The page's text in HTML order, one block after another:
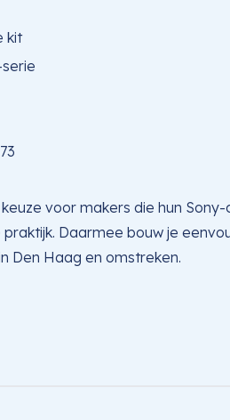
kit
voor makers die hun
Daarmee bouw je
Den Haag en omstreken.